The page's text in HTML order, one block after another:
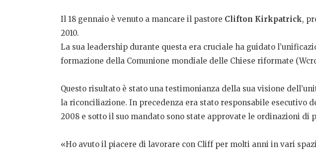
Il 18 gennaio è venuto a mancare il pastore Clifton Kirkpatrick,
2010.
La sua leadership durante questa era cruciale ha guidato
formazione della Comunione mondiale delle Chiese riformate
Questo risultato è stato una testimonianza della sua visione
la riconciliazione. In precedenza era stato responsabile esecutivo
2008 e sotto il suo mandato sono state approvate le ordinazioni di
«Ho avuto il piacere di lavorare con Cliff per molti anni in vari